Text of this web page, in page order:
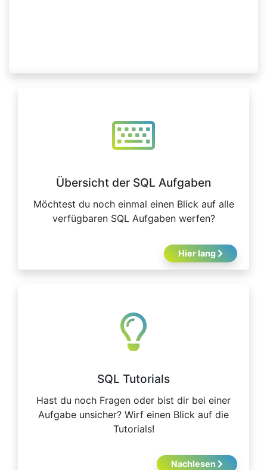
Übersicht der SQL Aufgaben
Möchtest du noch einmal einen Blick auf alle
verfügbaren SQL Aufgaben werfen?
Hier lang
SQL Tutorials
Hast du noch Fragen oder bist dir bei einer
Aufgabe unsicher? Wirf einen Blick auf die
Tutorials!
Nachlesen